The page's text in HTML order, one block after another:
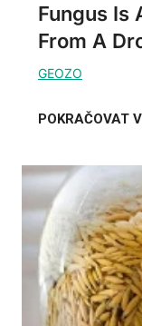
Fungus Is
From A